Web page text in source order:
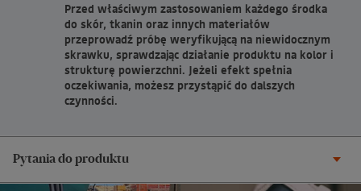
Przed właściwym zastosowaniem każdego środka
do skór, tkanin oraz innych materiałów
przeprowadź próbę weryfikującą na niewidocznym
skrawku, sprawdzając działanie produktu na kolor i
strukturę powierzchni. Jeżeli efekt spełnia
oczekiwania, możesz przystąpić do dalszych
czynności.
Pytania do produktu